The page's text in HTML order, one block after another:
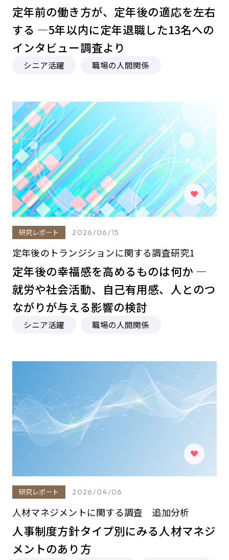
定年前の働き方が、定年後の適応を左右
する ―5年以内に定年退職した13名への
インタビュー調査より
シニア活躍 職場の人間関係
研究レポート 2026/06/15
定年後のトランジションに関する調査研究1
定年後の幸福感を高めるものは何か ―
就労や社会活動、自己有用感、人とのつ
ながりが与える影響の検討
シニア活躍 職場の人間関係
研究レポート 2026/04/06
人材マネジメントに関する調査 追加分析
人事制度方針タイプ別にみる人材マネジ
メントのあり方